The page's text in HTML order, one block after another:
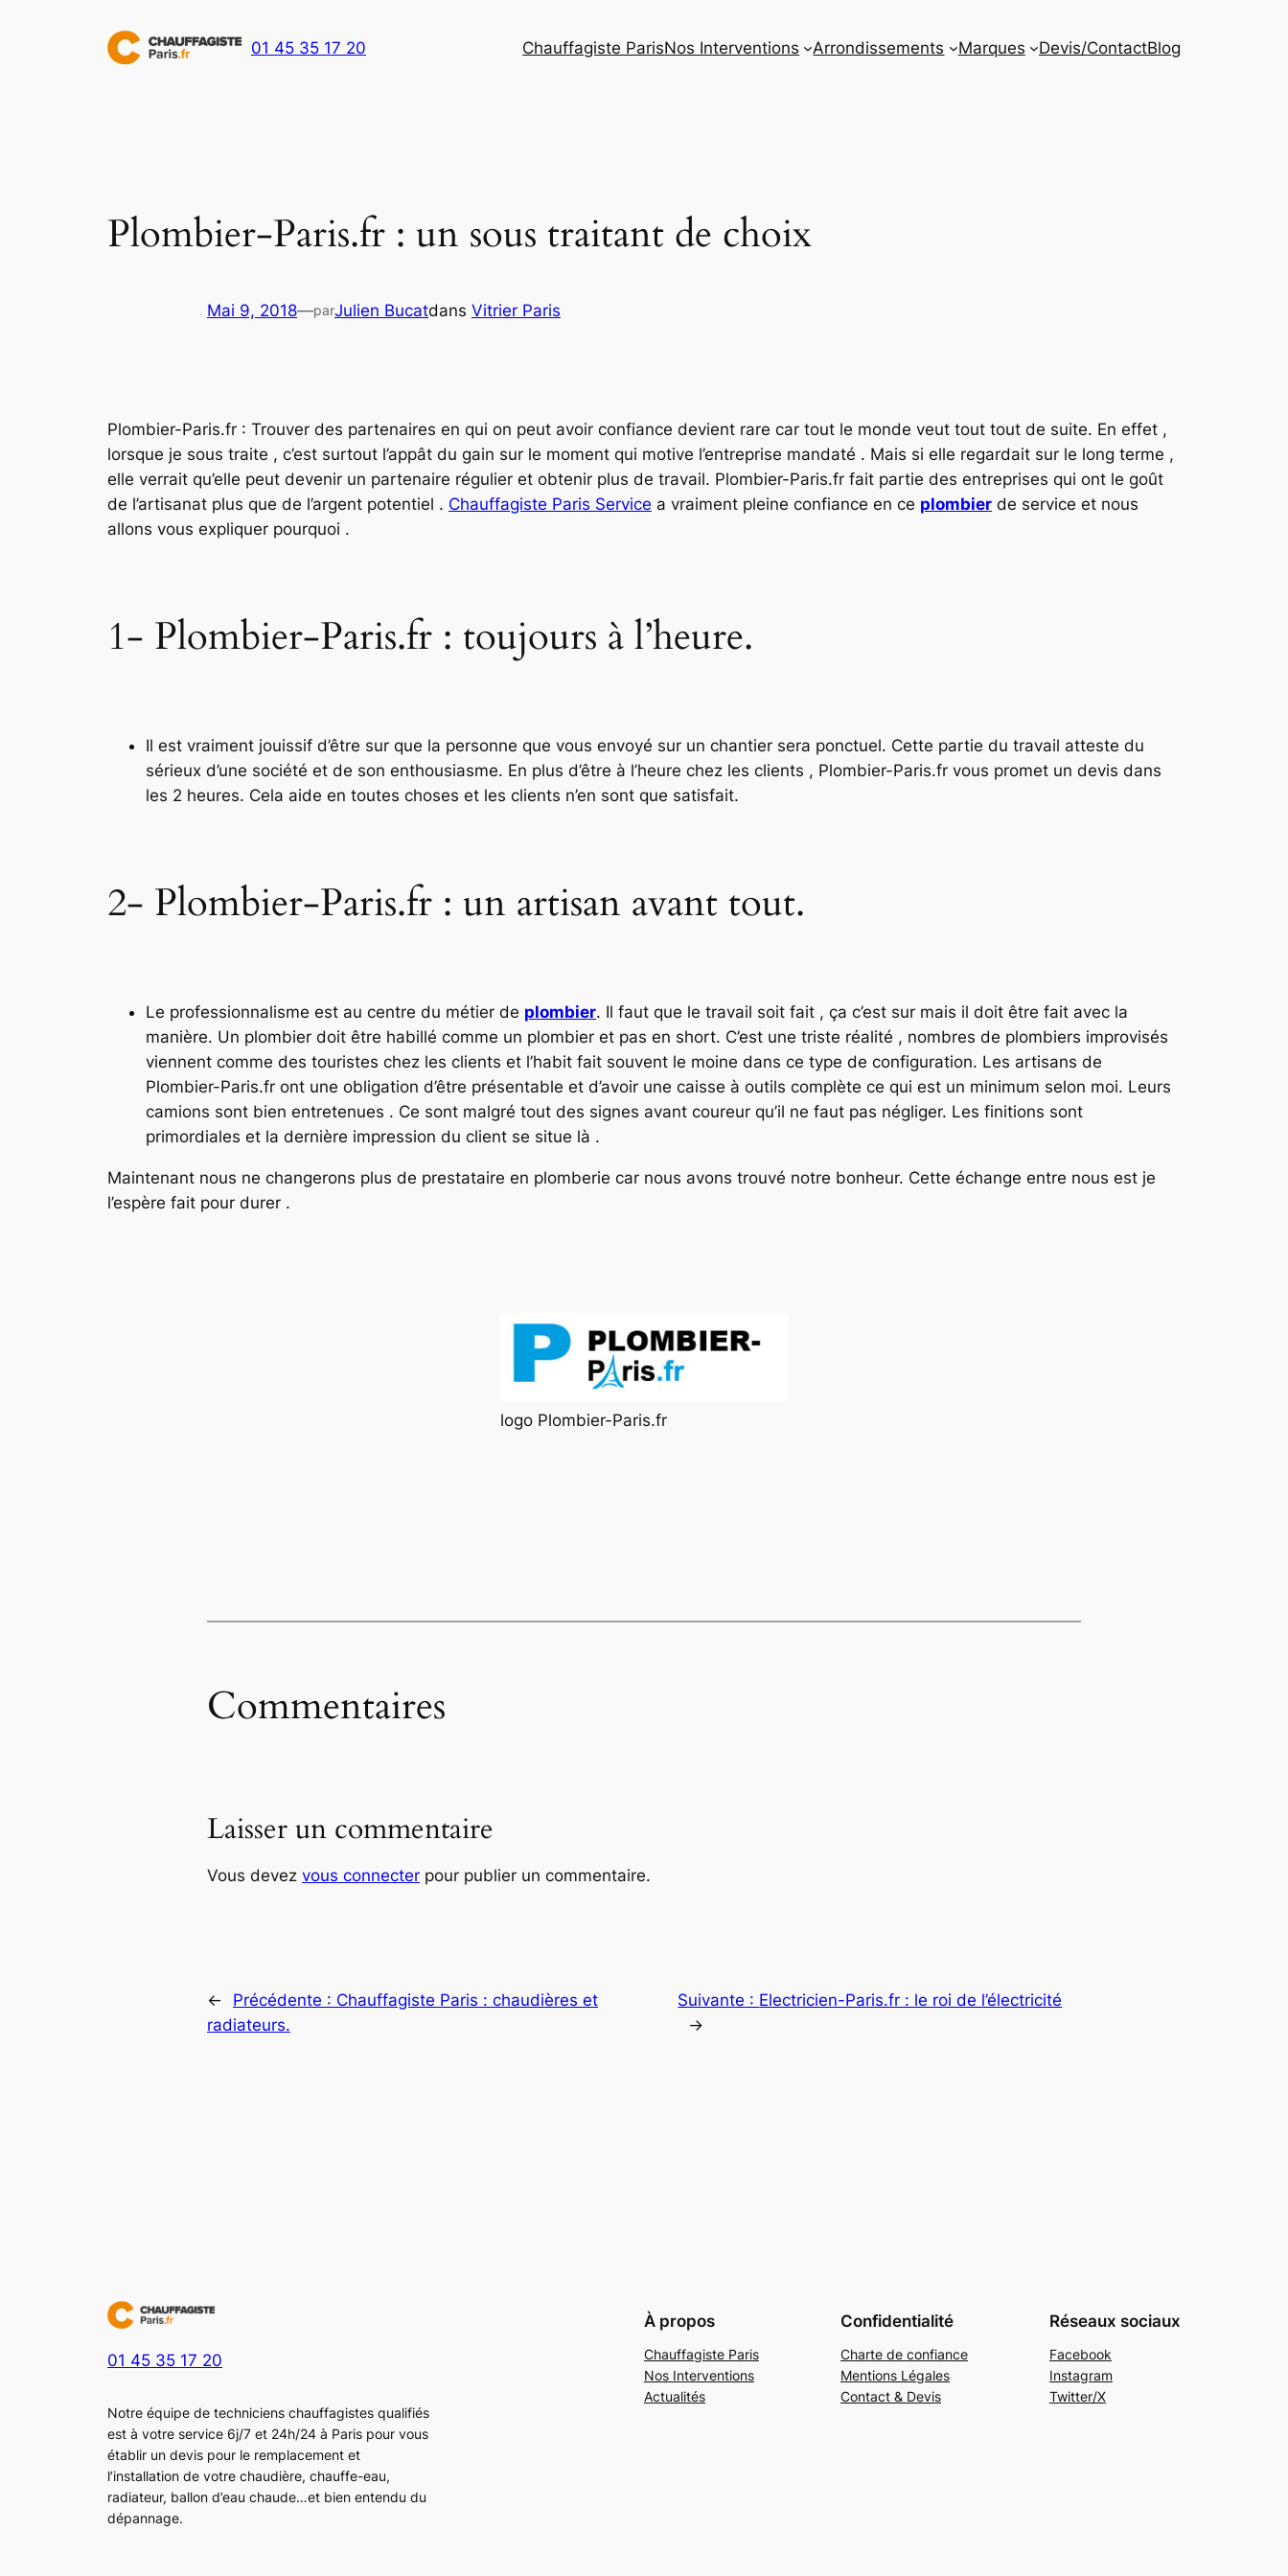
01 45 35 17 20 Chauffagiste ParisNos Interventions Arrondissements Marques Devis/ContactBlog
Plombier-Paris.fr : un sous traitant de choix
Mai 9, 2018—parJulien Bucatdans Vitrier Paris
Plombier-Paris.fr : Trouver des partenaires en qui on peut avoir confiance devient rare car tout le monde veut tout tout de suite. En effet ,
lorsque je sous traite , c’est surtout l’appât du gain sur le moment qui motive l’entreprise mandaté . Mais si elle regardait sur le long terme ,
elle verrait qu’elle peut devenir un partenaire régulier et obtenir plus de travail. Plombier-Paris.fr fait partie des entreprises qui ont le goût
de l’artisanat plus que de l’argent potentiel . Chauffagiste Paris Service a vraiment pleine confiance en ce plombier de service et nous
allons vous expliquer pourquoi .
1- Plombier-Paris.fr : toujours à l’heure.
Il est vraiment jouissif d’être sur que la personne que vous envoyé sur un chantier sera ponctuel. Cette partie du travail atteste du
sérieux d’une société et de son enthousiasme. En plus d’être à l’heure chez les clients , Plombier-Paris.fr vous promet un devis dans
les 2 heures. Cela aide en toutes choses et les clients n’en sont que satisfait.
2- Plombier-Paris.fr : un artisan avant tout.
Le professionnalisme est au centre du métier de plombier. Il faut que le travail soit fait , ça c’est sur mais il doit être fait avec la
manière. Un plombier doit être habillé comme un plombier et pas en short. C’est une triste réalité , nombres de plombiers improvisés
viennent comme des touristes chez les clients et l’habit fait souvent le moine dans ce type de configuration. Les artisans de
Plombier-Paris.fr ont une obligation d’être présentable et d’avoir une caisse à outils complète ce qui est un minimum selon moi. Leurs
camions sont bien entretenues . Ce sont malgré tout des signes avant coureur qu’il ne faut pas négliger. Les finitions sont
primordiales et la dernière impression du client se situe là .
Maintenant nous ne changerons plus de prestataire en plomberie car nous avons trouvé notre bonheur. Cette échange entre nous est je
l’espère fait pour durer .
logo Plombier-Paris.fr
Commentaires
Laisser un commentaire
Vous devez vous connecter pour publier un commentaire.
← Précédente : Chauffagiste Paris : chaudières et
radiateurs.
Suivante : Electricien-Paris.fr : le roi de l’électricité
→
01 45 35 17 20
Notre équipe de techniciens chauffagistes qualifiés
est à votre service 6j/7 et 24h/24 à Paris pour vous
établir un devis pour le remplacement et
l’installation de votre chaudière, chauffe-eau,
radiateur, ballon d’eau chaude…et bien entendu du
dépannage.
À propos
Chauffagiste Paris
Nos Interventions
Actualités
Confidentialité
Charte de confiance
Mentions Légales
Contact & Devis
Réseaux sociaux
Facebook
Instagram
Twitter/X